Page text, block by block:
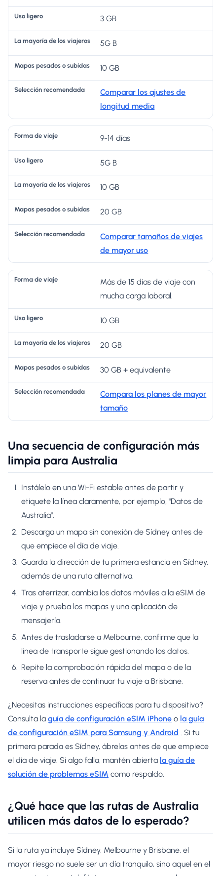
vi
e
r
vi
aj
er
o
s
u
bi
d
n
d
a
3 GB
5G B
10 GB
Comparar los ajustes de
longitud media
9-14 días
5G B
10 GB
20 GB
Comparar tamaños de viajes
de mayor uso
Más de 15 días de viaje con
mucha carga laboral.
10 GB
20 GB
30 GB + equivalente
Compara los planes de mayor
tamaño
Una secuencia de configuración más
limpia para Australia
Instálelo en una Wi-Fi estable antes de partir y
etiquete la línea claramente, por ejemplo, "Datos de
Australia".
Descarga un mapa sin conexión de Sídney antes de
que empiece el día de viaje.
Guarda la dirección de tu primera estancia en Sídney,
además de una ruta alternativa.
Tras aterrizar, cambia los datos móviles a la eSIM de
viaje y prueba los mapas y una aplicación de
mensajería.
Antes de trasladarse a Melbourne, confirme que la
línea de transporte sigue gestionando los datos.
Repite la comprobación rápida del mapa o de la
reserva antes de continuar tu viaje a Brisbane.
¿Necesitas instrucciones específicas para tu dispositivo?
Consulta la guía de configuración eSIM iPhone o la guía
de configuración eSIM para Samsung y Android . Si tu
primera parada es Sídney, ábrelas antes de que empiece
el día de viaje. Si algo falla, mantén abierta la guía de
solución de problemas eSIM como respaldo.
¿Qué hace que las rutas de Australia
utilicen más datos de lo esperado?
Si la ruta ya incluye Sídney, Melbourne y Brisbane, el
mayor riesgo no suele ser un día tranquilo, sino aquel en el